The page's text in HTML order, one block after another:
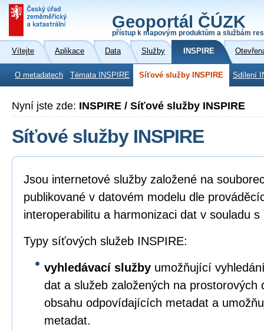
Geoportál ČÚZK
přístup k mapovým produktům a službám
Vítejte Aplikace Data Služby INSPIRE
O metadatech Témata INSPIRE Síťové služby INSPIRE Sdílení
Nyní jste zde: INSPIRE / Síťové služby INSPIRE
Síťové služby INSPIRE
Jsou internetové služby založené na
publikované v datovém modelu dle
interoperabilitu a harmonizaci dat v souladu
Typy síťových služeb INSPIRE:
vyhledávací služby umožňující
dat a služeb založených na prostorových
obsahu odpovídajících metadat a
metadat.